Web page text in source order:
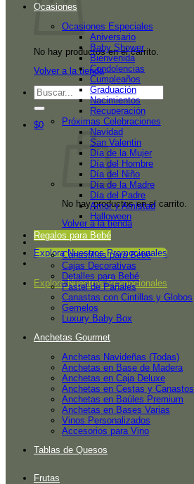
No hay productos en el carrito.
Volver a la tienda
Buscar
por:
$0
No hay productos en el carrito.
Volver a la tienda
Explora Nuestros Promocionales
Explora Nuestros Promocionales
Ocasiones
Ocasiones Especiales
Aniversario
Baby Shower
Bienvenida
Condolencias
Cumpleaños
Graduación
Nacimientos
Recuperación
Próximas Celebraciones
Navidad
San Valentin
Día de la Mujer
Día del Hombre
Día del Niño
Día de la Madre
Día del Padre
Amor y Amistad
Halloween
Regalos para Bebé
Canastillas para Bebé
Cajas Decorativas
Detalles para Bebé
Pastel de Pañales
Canastas con Cintillas y Globos
Gemelos
Luxury Baby Box
Anchetas Gourmet
Anchetas Navideñas (Todas)
Anchetas en Base de Madera
Anchetas en Caja Deluxe
Anchetas en Cestas y Canastos
Anchetas en Baúles Premium
Anchetas en Bases Varias
Vinos Personalizados
Accesorios para Vino
Tablas de Quesos
Frutas